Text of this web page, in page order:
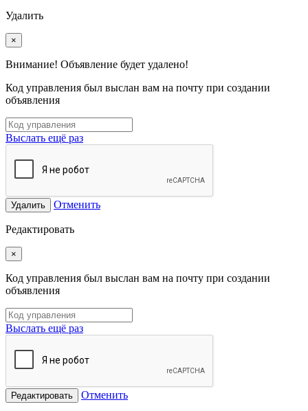
Удалить
×
Внимание! Объявление будет удалено!
Код управления был выслан вам на почту при создании
объявления
Выслать ещё раз
Удалить Отменить
Редактировать
×
Код управления был выслан вам на почту при создании
объявления
Выслать ещё раз
Редактировать Отменить